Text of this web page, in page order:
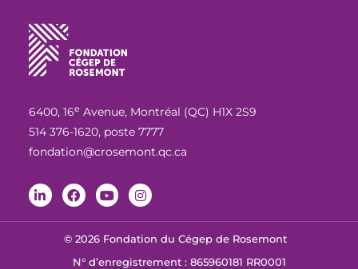
6400, 16e Avenue, Montréal (QC) H1X 2S9
514 376-1620, poste 7777
fondation@crosemont.qc.ca
© 2026 Fondation du Cégep de Rosemont
N° d’enregistrement : 865960181 RR0001